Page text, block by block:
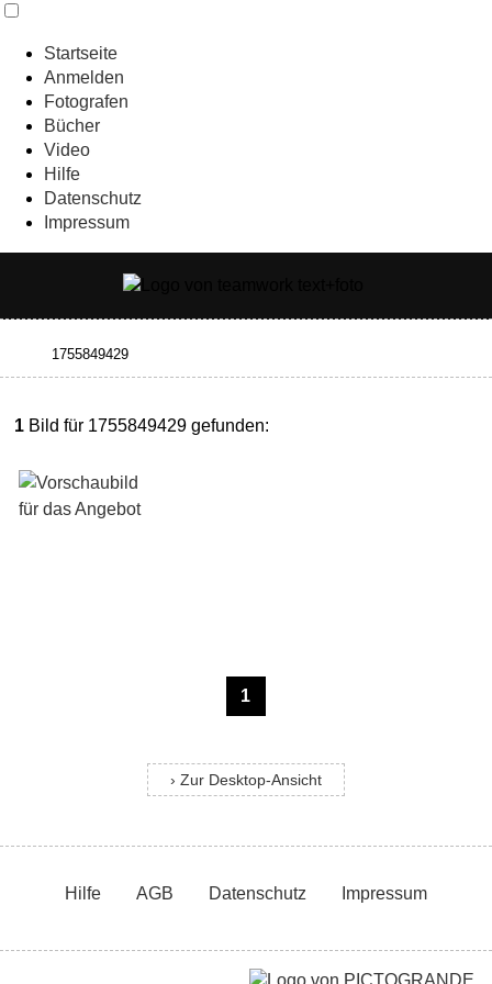
Startseite
Anmelden
Fotografen
Bücher
Video
Hilfe
Datenschutz
Impressum
1 Bild für 1755849429 gefunden:
1
› Zur Desktop-Ansicht
Hilfe AGB Datenschutz Impressum